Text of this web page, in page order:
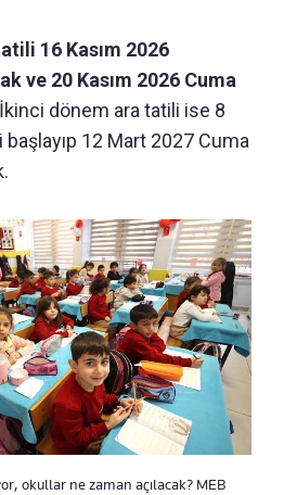
16 Kasım 2026
ve 20 Kasım 2026 Cuma
İkinci dönem ara tatili ise 8
12 Mart 2027 Cuma
okullar ne zaman açılacak? MEB